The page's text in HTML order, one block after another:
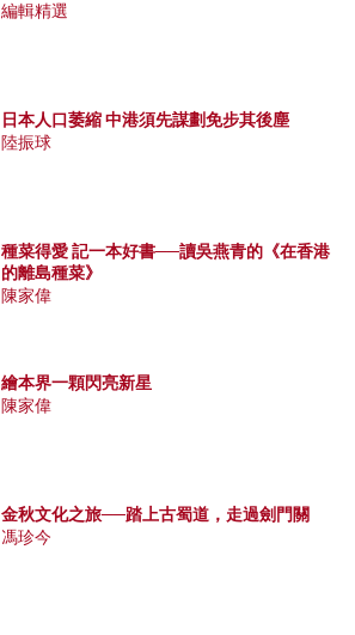
編輯精選
日本人口萎縮 中港須先謀劃免步其後塵
陸振球
種菜得愛 記一本好書──讀吳燕青的《在香港
的離島種菜》
陳家偉
繪本界一顆閃亮新星
陳家偉
金秋文化之旅──踏上古蜀道，走過劍門關
馮珍今